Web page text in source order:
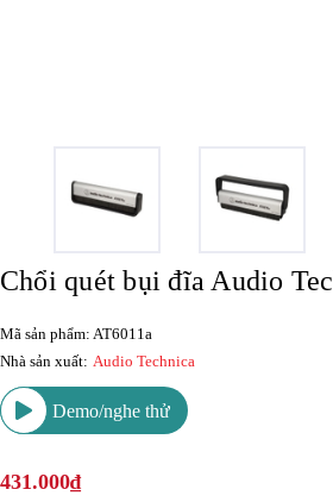
Chổi quét bụi đĩa Audio
Mã sản phẩm: AT6011a
Nhà sản xuất: Audio Technica
Demo/nghe thử
431.000₫